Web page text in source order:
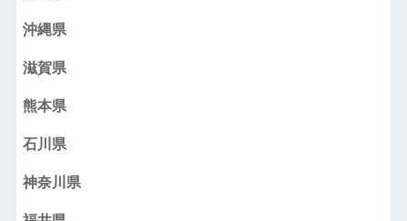
沖縄県
滋賀県
熊本県
石川県
神奈川県